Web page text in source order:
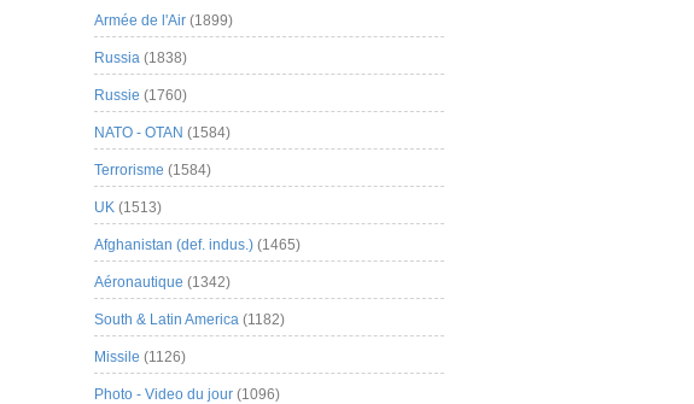
Armée de l'Air (1899)
Russia (1838)
Russie (1760)
NATO - OTAN (1584)
Terrorisme (1584)
UK (1513)
Afghanistan (def. indus.) (1465)
Aéronautique (1342)
South & Latin America (1182)
Missile (1126)
Photo - Video du jour (1096)